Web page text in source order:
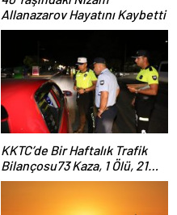
Allanazarov Hayatını Kaybetti
KKTC’de Bir Haftalık Trafik
Bilançosu73 Kaza, 1 Ölü, 21
Yaralı